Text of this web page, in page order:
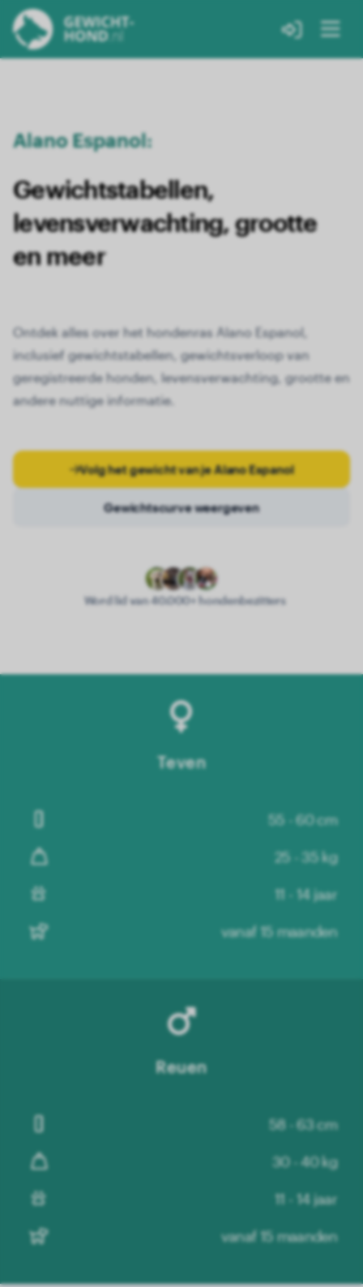
Alano Espanol:
Gewichtstabellen,
levensverwachting, grootte
en meer
Ontdek alles over het hondenras Alano Espanol,
inclusief gewichtstabellen, gewichtsverloop van
geregistreerde honden, levensverwachting, grootte en
andere nuttige informatie.
Volg het gewicht van je Alano Espanol
Gewichtscurve weergeven
Word lid van 40.000+ hondenbezitters
Teven
55 - 60 cm
25 - 35 kg
11 - 14 jaar
vanaf 15 maanden
Reuen
58 - 63 cm
30 - 40 kg
11 - 14 jaar
vanaf 15 maanden